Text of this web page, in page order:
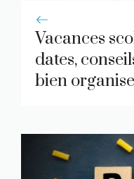
Vacances
dates,
bien